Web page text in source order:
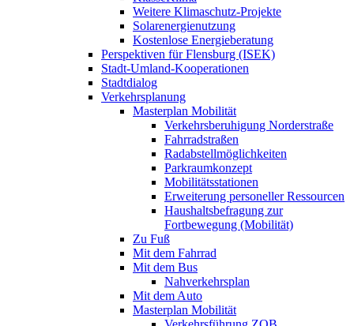
Weitere Klimaschutz-Projekte
Solarenergienutzung
Kostenlose Energieberatung
Perspektiven für Flensburg (ISEK)
Stadt-Umland-Kooperationen
Stadtdialog
Verkehrsplanung
Masterplan Mobilität
Verkehrsberuhigung Norderstraße
Fahrradstraßen
Radabstellmöglichkeiten
Parkraumkonzept
Mobilitätsstationen
Erweiterung personeller Ressourcen
Haushaltsbefragung zur
Fortbewegung (Mobilität)
Zu Fuß
Mit dem Fahrrad
Mit dem Bus
Nahverkehrsplan
Mit dem Auto
Masterplan Mobilität